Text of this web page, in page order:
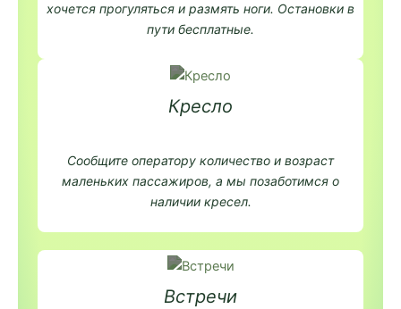
хочется прогуляться и размять ноги. Остановки в
пути бесплатные.
Кресло
Сообщите оператору количество и возраст
маленьких пассажиров, а мы позаботимся о
наличии кресел.
Встречи